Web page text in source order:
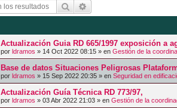
Buscar
Actualización Guia RD 665/1997 exposición a
por ldramos » 14 Oct 2022 08:15 » en Gestión de la
Base de datos Situaciones Peligrosas
por ldramos » 15 Sep 2022 20:35 » en Seguridad en
Actualización Guía Técnica RD 773/97,
por ldramos » 03 Abr 2022 21:03 » en Gestión de la